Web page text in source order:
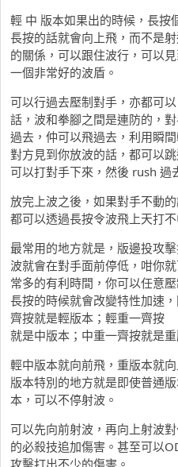
輕 中 版本如果出的時候，長按
長按的話就會向上飛，而不是
的關係，可以跟住波行，可以
一個非常好的波盾。
可以行過去壓制對手，亦都可
話，波和拳腳之間是連防的，
過去，仲可以飛過去，利用瞬
對方見到你放波的話，都可以
可以打對手下來，然後 rush 過
放完上波之後，如果對手不動
都可以透過長按令波飛上天打
最常用的地方就是，版邊投攻
波就會在對手面前停低，咁你
常多的有利時間，你可以任意
長按的時候就會改變特性加速
齊按就是輕版本；輕重一齊按
就是中版本；中重一齊按就是重
輕中版本就向前飛，重版本就
版本特別的地方就是即使普通
本，可以不停射波。
可以先向前射波，再向上射波
的必殺技追加傷害。甚至可以